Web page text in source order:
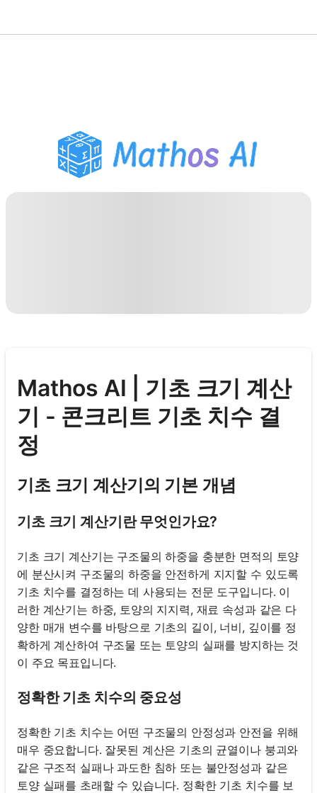
PDF 숙제 도우미
학습 도구
Mathos AI | 기초 크기 계산
기 - 콘크리트 기초 치수 결
정
기초 크기 계산기의 기본 개념
기초 크기 계산기란 무엇인가요?
기초 크기 계산기는 구조물의 하중을 충분한 면적의 토양
에 분산시켜 구조물의 하중을 안전하게 지지할 수 있도록
기초 치수를 결정하는 데 사용되는 전문 도구입니다. 이
러한 계산기는 하중, 토양의 지지력, 재료 속성과 같은 다
양한 매개 변수를 바탕으로 기초의 길이, 너비, 깊이를 정
확하게 계산하여 구조물 또는 토양의 실패를 방지하는 것
이 주요 목표입니다.
정확한 기초 치수의 중요성
정확한 기초 치수는 어떤 구조물의 안정성과 안전을 위해
매우 중요합니다. 잘못된 계산은 기초의 균열이나 붕괴와
같은 구조적 실패나 과도한 침하 또는 불안정성과 같은
토양 실패를 초래할 수 있습니다. 정확한 기초 치수를 보